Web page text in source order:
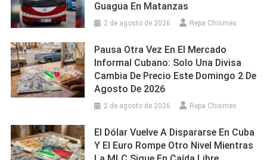
Guagua En Matanzas
2 de agosto de 2026 Repa Chismes
Pausa Otra Vez En El Mercado
Informal Cubano: Solo Una Divisa
Cambia De Precio Este Domingo 2 De
Agosto De 2026
2 de agosto de 2026 Repa Chismes
El Dólar Vuelve A Dispararse En Cuba
Y El Euro Rompe Otro Nivel Mientras